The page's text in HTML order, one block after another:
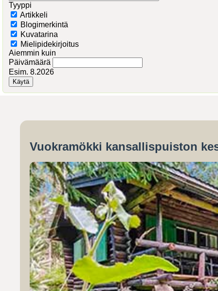
Tyyppi
Artikkeli
Blogimerkintä
Kuvatarina
Mielipidekirjoitus
Aiemmin kuin
Päivämäärä
Esim. 8.2026
Vuokramökki kansallispuiston